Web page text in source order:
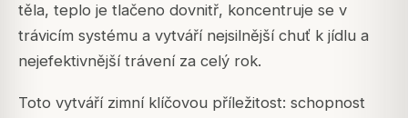
těla, teplo je tlačeno dovnitř, koncentruje se v
trávicím systému a vytváří nejsilnější chuť k jídlu a
nejefektivnější trávení za celý rok.
Toto vytváří zimní klíčovou příležitost: schopnost